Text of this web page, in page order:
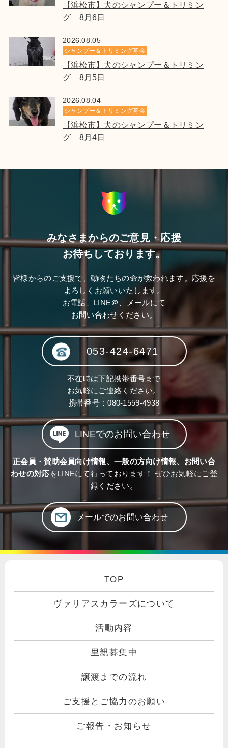
【浜松市】犬のシャンプー＆トリミン
グ 8月6日
2026.08.05
シャンプー＆トリミング募金
【浜松市】犬のシャンプー＆トリミン
グ 8月5日
2026.08.04
シャンプー＆トリミング募金
【浜松市】犬のシャンプー＆トリミン
グ 8月4日
みなさまからのご意見・応援
お待ちしております。
皆様からのご支援で、動物たちの命が救われます。応援を
よろしくお願いいたします。
お電話、LINE＠、メールにて
お問い合わせください。
053-424-6471
不在時は下記携帯番号まで
お気軽にご連絡ください。
携帯番号：080-1559-4938
LINEでのお問い合わせ
正会員・賛助会員向け情報、一般の方向け情報、お問い合
わせの対応をLINEにて行っております！ ぜひお気軽にご登
録ください。
メールでのお問い合わせ
TOP
ヴァリアスカラーズについて
活動内容
里親募集中
譲渡までの流れ
ご支援とご協力のお願い
ご報告・お知らせ